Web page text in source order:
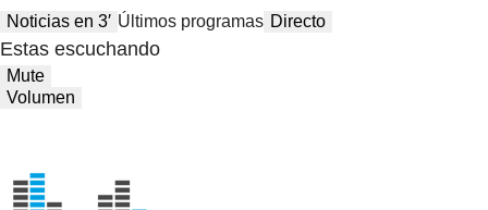
Noticias en 3′ Últimos programas Directo
Estas escuchando
Mute
Volumen